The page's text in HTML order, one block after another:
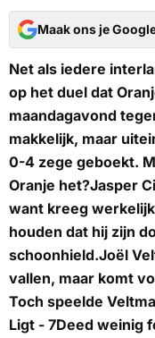
Maak ons je
Net als iedere
op het duel dat
maandagavond
makkelijk, maar
0-4 zege geboekt.
Oranje het?Jasper
want kreeg
houden dat hij zijn
schoonhield.Joël
vallen, maar komt
Toch speelde
Ligt - 7Deed weinig